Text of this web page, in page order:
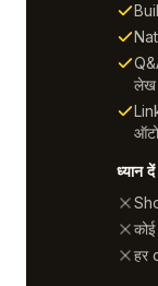
लेख
ध्यान दें
हर